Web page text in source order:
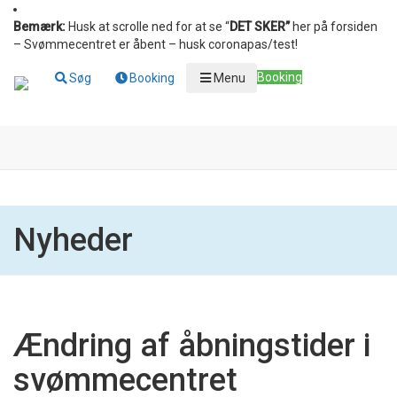
Bemærk: Husk at scrolle ned for at se “DET SKER”her på forsiden
– Svømmecentret er åbent – husk coronapas/test!
Søg Booking Menu Booking
Nyheder
Ændring af åbningstider i
svømmecentret